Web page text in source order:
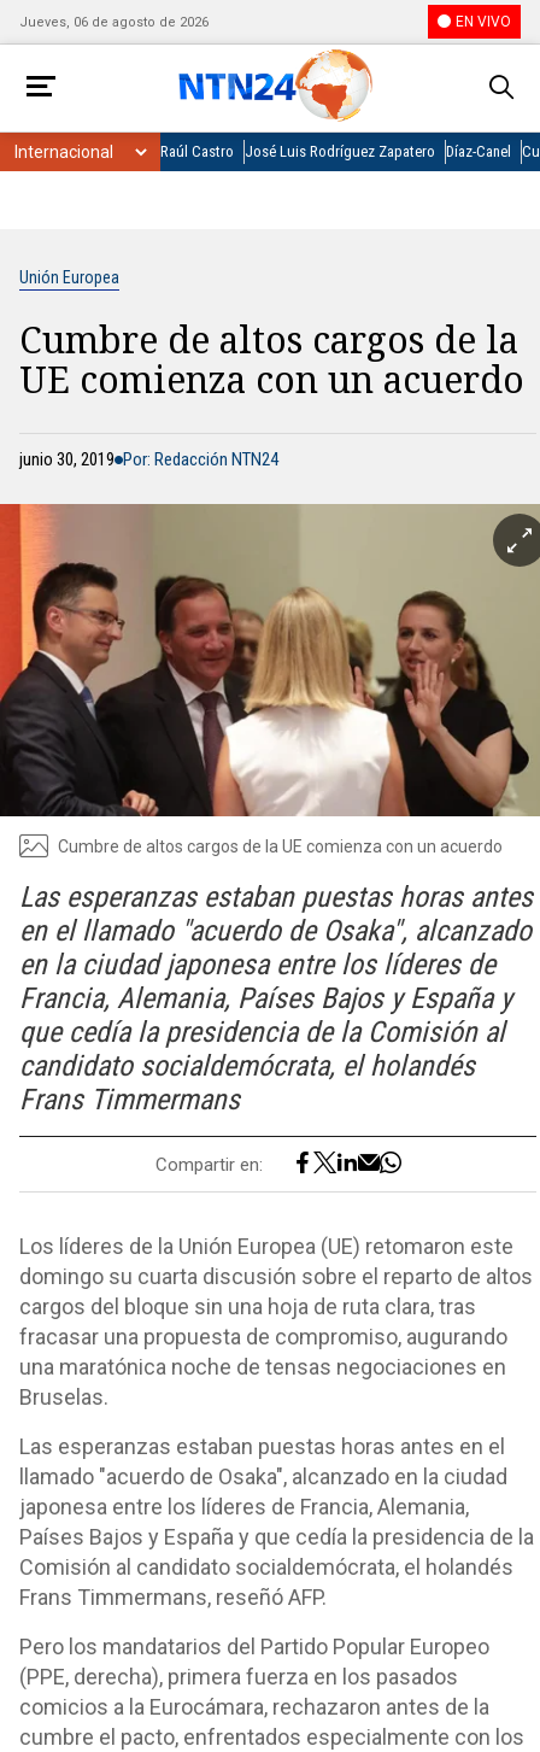
Jueves, 06 de agosto de 2026 EN VIVO
Raúl Castro José Luis Rodríguez Zapatero Díaz-Canel
Unión Europea
Cumbre de altos cargos de la
UE comienza con un acuerdo
junio 30, 2019 Por: Redacción NTN24
Cumbre de altos cargos de la UE comienza con un acuerdo
Las esperanzas estaban puestas horas antes
en el llamado "acuerdo de Osaka", alcanzado
en la ciudad japonesa entre los líderes de
Francia, Alemania, Países Bajos y España y
que cedía la presidencia de la Comisión al
candidato socialdemócrata, el holandés
Frans Timmermans
Compartir en:
Los líderes de la Unión Europea (UE) retomaron este
domingo su cuarta discusión sobre el reparto de altos
cargos del bloque sin una hoja de ruta clara, tras
fracasar una propuesta de compromiso, augurando
una maratónica noche de tensas negociaciones en
Bruselas.
Las esperanzas estaban puestas horas antes en el
llamado "acuerdo de Osaka", alcanzado en la ciudad
japonesa entre los líderes de Francia, Alemania,
Países Bajos y España y que cedía la presidencia de la
Comisión al candidato socialdemócrata, el holandés
Frans Timmermans, reseñó AFP.
Pero los mandatarios del Partido Popular Europeo
(PPE, derecha), primera fuerza en los pasados
comicios a la Eurocámara, rechazaron antes de la
cumbre el pacto, enfrentados especialmente con los